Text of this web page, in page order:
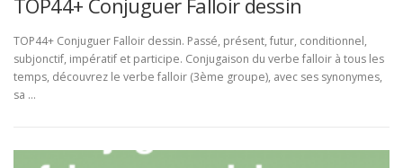
TOP44+ Conjuguer Falloir dessin. Passé, présent, futur, conditionnel,
subjonctif, impératif et participe. Conjugaison du verbe falloir à tous les
temps, découvrez le verbe falloir (3ème groupe), avec ses synonymes,
sa …